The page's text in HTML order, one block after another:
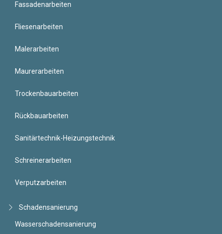
Fassadenarbeiten
Fliesenarbeiten
Malerarbeiten
Maurerarbeiten
Trockenbauarbeiten
Rückbauarbeiten
Sanitärtechnik-Heizungstechnik
Schreinerarbeiten
Verputzarbeiten
Schadensanierung
Wasserschadensanierung